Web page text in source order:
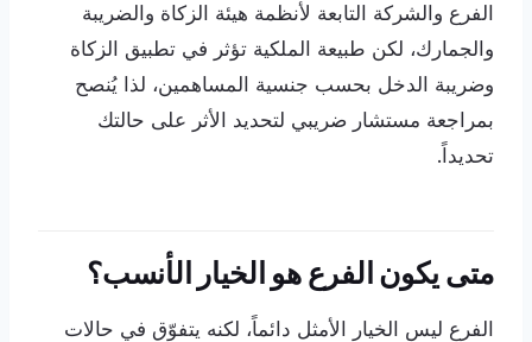
الفرع والشركة التابعة لأنظمة هيئة الزكاة والضريبة
والجمارك، لكن طبيعة الملكية تؤثر في تطبيق الزكاة
وضريبة الدخل بحسب جنسية المساهمين، لذا يُنصح
بمراجعة مستشار ضريبي لتحديد الأثر على حالتك
تحديداً.
متى يكون الفرع هو الخيار الأنسب؟
الفرع ليس الخيار الأمثل دائماً، لكنه يتفوّق في حالات